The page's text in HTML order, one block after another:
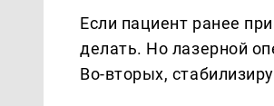
Если пациент ранее
делать. Но лазерной
Во-вторых,